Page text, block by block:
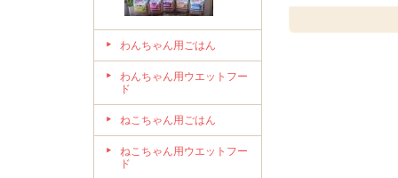
わんちゃん用ごはん
わんちゃん用ウエットフー
ド
ねこちゃん用ごはん
ねこちゃん用ウエットフー
ド